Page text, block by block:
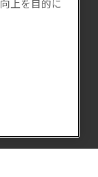
上を目的に